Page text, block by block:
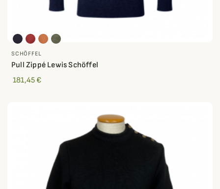
SCHÖFFEL
Pull Zippé Lewis Schöffel
181,45 €